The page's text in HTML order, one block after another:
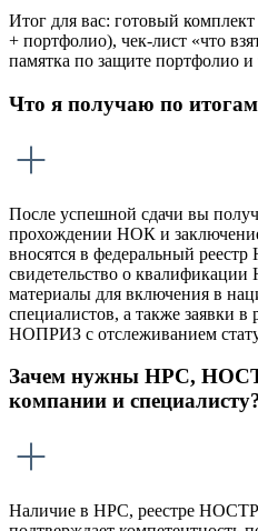
Итог для вас: готовый
+ портфолио), чек-лист «что
памятка по защите портфолио и
Что я получаю по
После успешной сдачи вы
прохождении НОК и
вносятся в федеральный
свидетельство о
материалы для включения в
специалистов, а также заявки
НОПРИЗ с отслеживанием
Зачем нужны НРС,
компании и
Наличие в НРС, реестре